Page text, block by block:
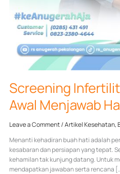
Screening
Awal Menjawab
Leave a Comment/Artikel Kesehatan,
Menanti kehadiran buah hati adalah
kesabaran dan persiapan yang tepat.
kehamilan tak kunjung datang. Untuk
mendapatkan jawaban serta rencana